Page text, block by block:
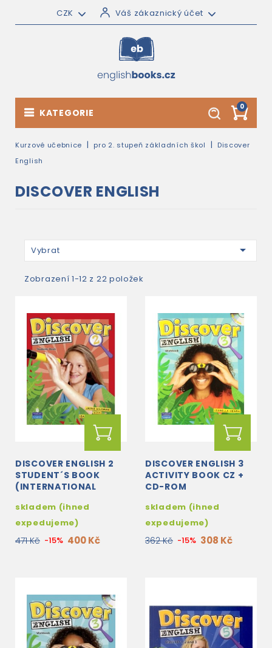
CZK Váš zákaznický účet
0
KATEGORIE
Kurzové učebnice pro 2. stupeň základních škol
Discover
English
DISCOVER ENGLISH
Vybrat 
Zobrazení 1-12 z 22 položek
DISCOVER ENGLISH 2
STUDENT´S BOOK
(INTERNATIONAL
skladem (ihned
expedujeme)
471 Kč -15% 400 Kč
DISCOVER ENGLISH 3
ACTIVITY BOOK CZ +
CD-ROM
skladem (ihned
expedujeme)
362 Kč -15% 308 Kč